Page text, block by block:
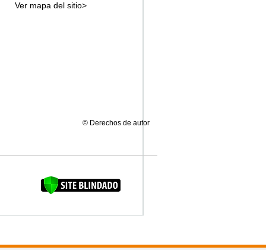
Ver mapa del sitio>
© Derechos de autor